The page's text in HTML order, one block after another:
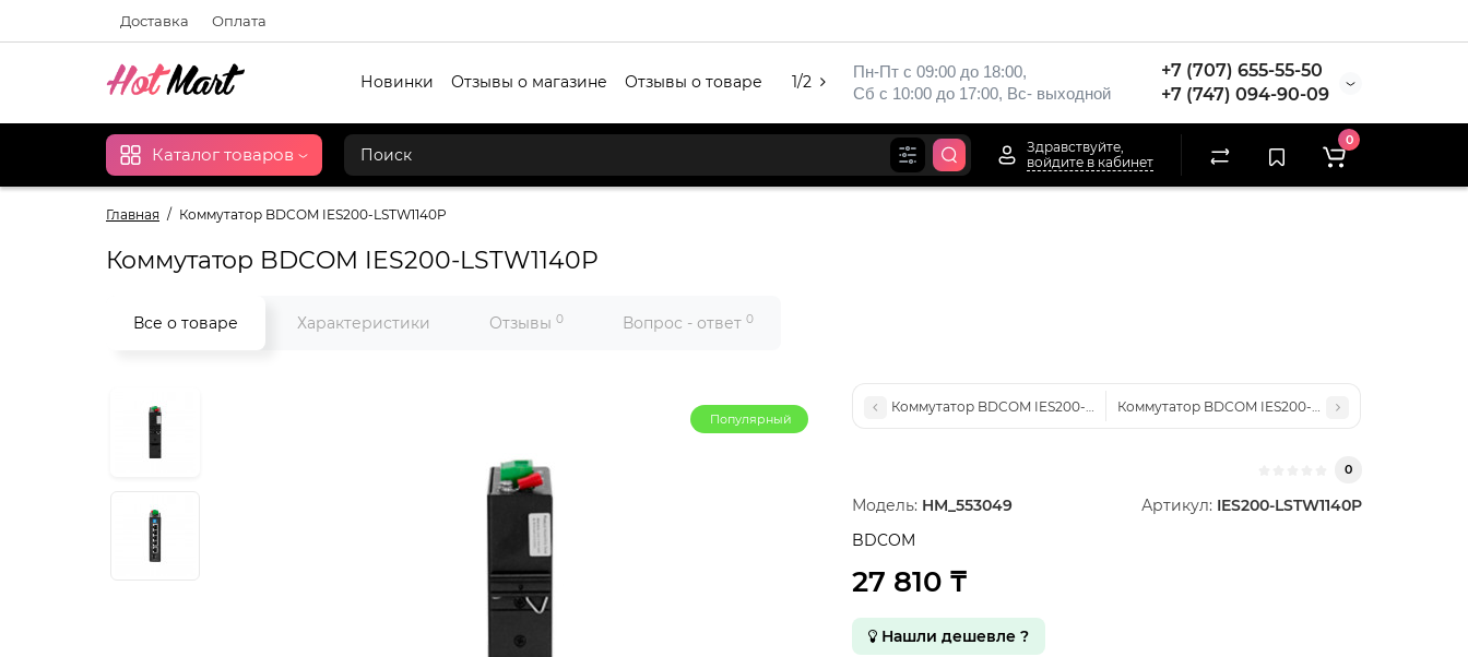
Доставка Оплата
Пн-Пт с 09:00 до 18:00,
Сб с 10:00 до 17:00, Вс- выходной
+7 (707) 655-55-50
+7 (747) 094-90-09
1/2
Новинки Отзывы о магазине Отзывы о товаре
Каталог товаров
Здравствуйте,
войдите в кабинет
0
Главная Коммутатор BDCOM IES200-LSTW1140P
Коммутатор BDCOM IES200-LSTW1140P
Все о товаре Характеристики Отзывы 0 Вопрос - ответ 0
Популярный
Коммутатор BDCOM IES200-LSTW1140Коммутатор BDCOM IES200-LSTW2080
0
Модель: HM_553049 Артикул: IES200-LSTW1140P
BDCOM
27 810 ₸
Нашли дешевле ?